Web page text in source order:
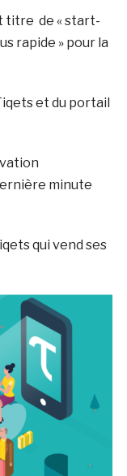
titre de « start-
rapide » pour la
et du portail
minute
qui vend ses